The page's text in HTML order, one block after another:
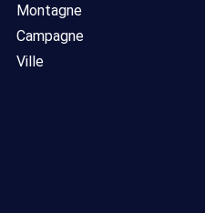
Montagne
Campagne
Ville